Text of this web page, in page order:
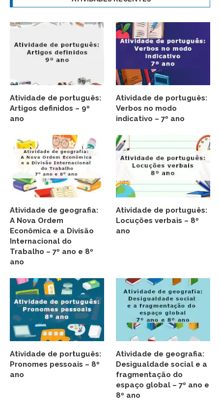
Atividade de português:
Artigos definidos – 9º
ano
Atividade de português:
Verbos no modo
indicativo – 7º ano
Atividade de geografia:
A Nova Ordem
Econômica e a Divisão
Internacional do
Trabalho – 7º ano e 8º
ano
Atividade de português:
Locuções verbais – 8º
ano
Atividade de português:
Pronomes pessoais – 8º
ano
Atividade de geografia:
Desigualdade social e a
fragmentação do
espaço global – 7º ano e
8º ano